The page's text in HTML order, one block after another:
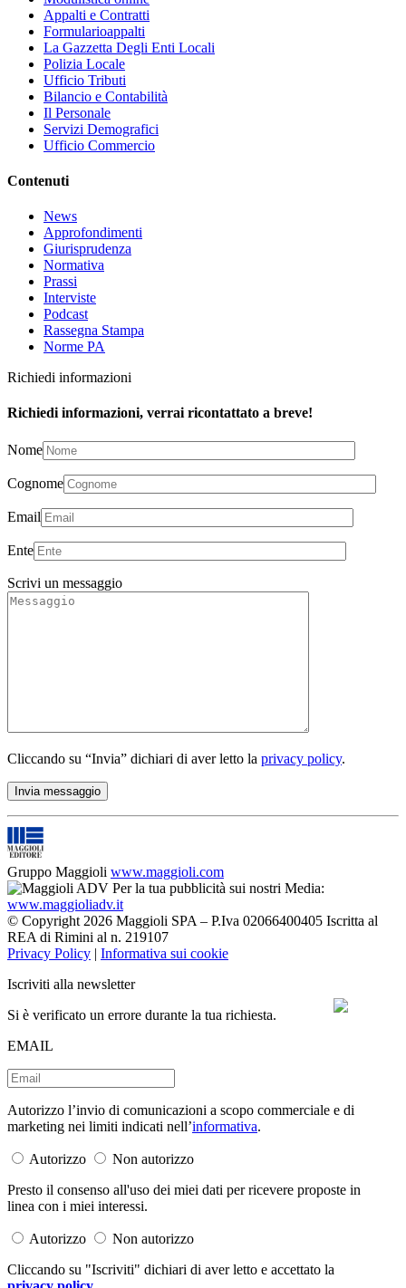
Appalti e Contratti
Formularioappalti
La Gazzetta Degli Enti Locali
Polizia Locale
Ufficio Tributi
Bilancio e Contabilità
Il Personale
Servizi Demografici
Ufficio Commercio
Contenuti
News
Approfondimenti
Giurisprudenza
Normativa
Prassi
Interviste
Podcast
Rassegna Stampa
Norme PA
Richiedi informazioni
Richiedi informazioni, verrai ricontattato a breve!
Nome
Cognome
Email
Ente
Scrivi un messaggio
Cliccando su “Invia” dichiari di aver letto la privacy policy.
Gruppo Maggioli www.maggioli.com
Per la tua pubblicità sui nostri Media:
www.maggioliadv.it
© Copyright 2026 Maggioli SPA – P.Iva 02066400405 Iscritta al
REA di Rimini al n. 219107
Privacy Policy | Informativa sui cookie
Iscriviti alla newsletter
Si è verificato un errore durante la tua richiesta.
EMAIL
Autorizzo l’invio di comunicazioni a scopo commerciale e di
marketing nei limiti indicati nell’informativa.
Autorizzo
Non autorizzo
Presto il consenso all'uso dei miei dati per ricevere proposte in
linea con i miei interessi.
Autorizzo
Non autorizzo
Cliccando su "Iscriviti" dichiari di aver letto e accettato la